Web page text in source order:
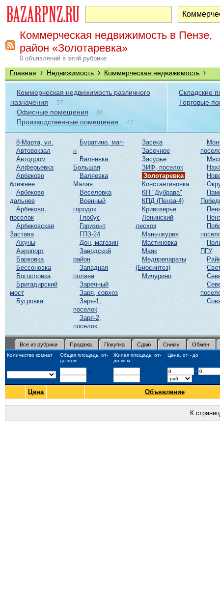
Коммерческая недвижимость в Пензе,
район «Золотаревка»
0 объявлений в этой рубрике
Главная › Недвижимость › Коммерческая недвижимость ›
Коммерческая недвижимость различного
назначения
57
Офисные помещения 86
Производственные помещения 47
Складские
Торговые
8-Марта, ул.
Автовокзал
Автодром
Алферьевка
Арбеково
ближнее
Арбеково
дальнее
Арбеково,
поселок
Арбековская
Застава
Ахуны
Аэропорт
Барковка
Бессоновка
Богословка
Бригадирский
мост
Бугровка
Буратино, маг-
н
Валяевка
Большая
Валяевка
Малая
Веселовка
Военный
городок
Глобус
Горизонт
ГПЗ-24
Дон, магазин
Заводской
район
Западная
поляна
Заречный
Заря, совхоз
Заря-1,
поселок
Заря-2,
поселок
Засека
Засечное
Засурье
ЗИФ, поселок
Золотаревка
Константиновка
КП "Дубрава"
КПД (Пенза-4)
Кривозерье
Ленинский
лесхоз
Маньчжурия
Мастиновка
Маяк
Медпрепараты
(Биосинтез)
Мичурино
ПГУ
Все из рубрики Продажа Покупка Сдаю Сниму Обмен
Количество комнат
Общая площадь, от-
до кв.м.
Жилая площадь, от-
до кв.м.
Цена, от - до
- - -
Цена Объявление
К